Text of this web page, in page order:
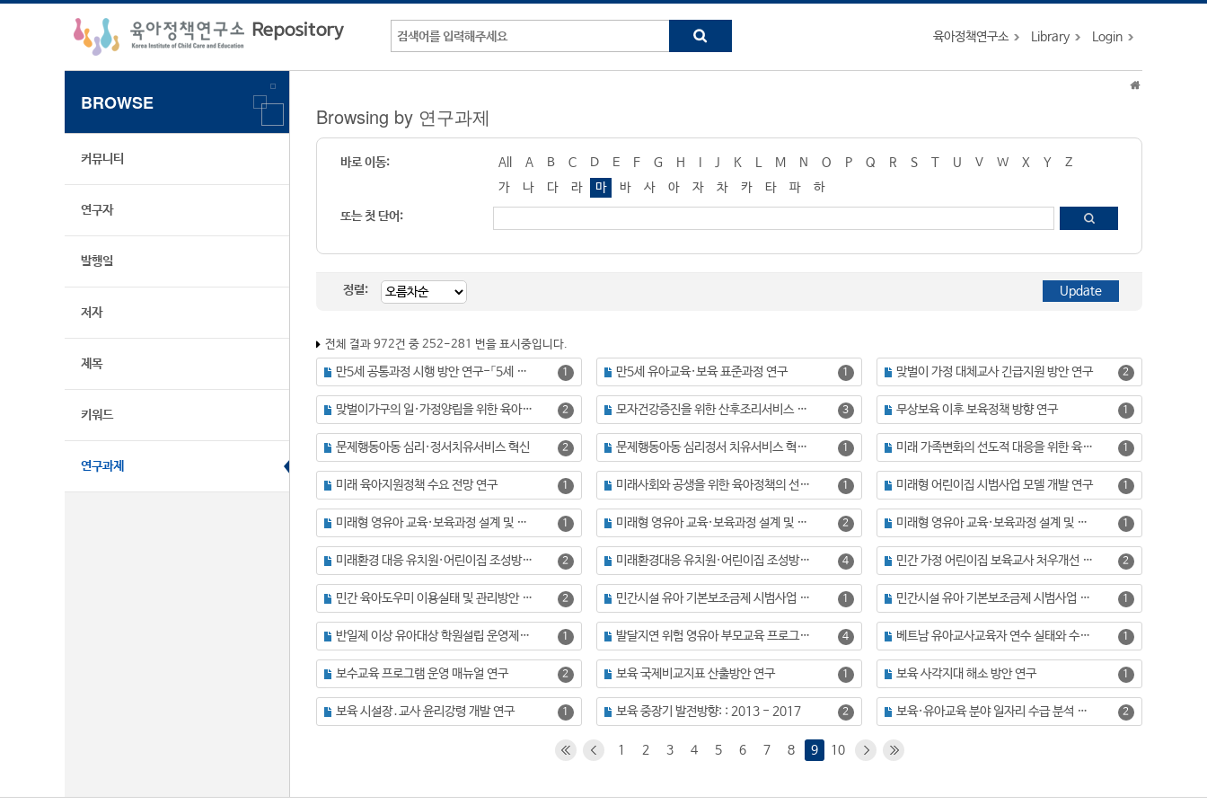
육아정책연구소 Library Login
BROWSE
커뮤니티
연구자
발행일
저자
제목
키워드
연구과제
Browsing by 연구과제
바로 이동: All A B C D E F G H J K M N O P Q R S T U V W X Y
Z
가
나 다 라 마 바 사 아 자 차 카 타 파
하
또는 첫 단어:
정렬:
전체 결과 972건 중 252-281 번을 표시중입니다.
만5세 공통과정 시행 방안 연구-「5세 누리과정」개발을 중심으로 1 만5세 유아교육·보육 표준과정 연구 1 맞벌이 가정 대체교사 긴급지원 방안 연구 2
맞벌이가구의 일·가정양립을 위한 육아지원방안 연구 2 모자건강증진을 위한 산후조리서비스 발전방안: 산후조리원시범평가 연구를 중심으로 3 무상보육 이후 보육정책 방향 연구 1
문제행동아동 심리·정서치유서비스 혁신 2 문제행동아동 심리정서 치유서비스 혁신 사업 1 미래 가족변화의 선도적 대응을 위한 육아정책의 진단과 과제 1
미래 육아지원정책 수요 전망 연구 1 미래사회와 공생을 위한 육아정책의 선진화 방안 1 미래형 어린이집 시범사업 모델 개발 연구 1
미래형 영유아 교육·보육과정 설계 및 체제 구축 방안 1 미래형 영유아 교육·보육과정 설계 및 체제 구축 방안(Ⅱ) : 미래 역량 중심의 영유아 교육·보육 재구조화 2 미래형 영유아 교육·보육과정 설계 및 체제 구축 방안(Ⅱ): 미래 역량 중심의 영유아 교육·보육 재구조화 1
미래환경 대응 유치원·어린이집 조성방안 연구(Ⅱ): 영유아교육분야 SW·AI 활용방안 2 미래환경대응 유치원·어린이집 조성방안 연구(Ⅰ): 공간 재구조화를 중심으로 4 민간 가정 어린이집 보육교사 처우개선 방안 연구 2
민간 육아도우미 이용실태 및 관리방안 연구 2 민간시설 유아 기본보조금제 시범사업 평가 1 민간시설 유아 기본보조금제 시범사업 평가를 위한 기초조사 1
반일제 이상 유아대상 학원설립 운영제도 개선방안 연구 1 발달지연 위험 영유아 부모교육 프로그램 개발 4 베트남 유아교사교육자 연수 실태와 수요 분석 및 연수프로그램 개발 1
보수교육 프로그램 운영 매뉴얼 연구 2 보육 국제비교지표 산출방안 연구 1 보육 사각지대 해소 방안 연구 1
보육 시설장․교사 윤리강령 개발 연구 1 보육 중장기 발전방향: : 2013 - 2017 2 보육·유아교육 분야 일자리 수급 분석 및 확충방안 2
1 2 3 4 5 6 7 8 9 10